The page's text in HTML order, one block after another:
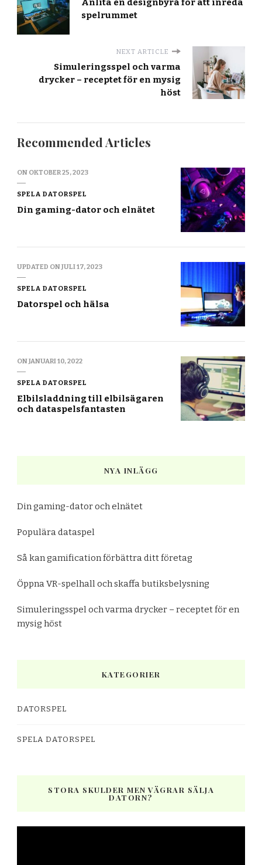
Anlita en designbyrå för att inreda
spelrummet
NEXT ARTICLE
Simuleringsspel och varma
drycker – receptet för en mysig
höst
Recommended Articles
ON OKTOBER 25, 2023
SPELA DATORSPEL
Din gaming-dator och elnätet
UPDATED ONJULI 17, 2023
SPELA DATORSPEL
Datorspel och hälsa
ONJANUARI 10, 2022
SPELA DATORSPEL
Elbilsladdning till elbilsägaren
och dataspelsfantasten
NYA INLÄGG
Din gaming-dator och elnätet
Populära dataspel
Så kan gamification förbättra ditt företag
Öppna VR-spelhall och skaffa butiksbelysning
Simuleringsspel och varma drycker – receptet för en
mysig höst
KATEGORIER
DATORSPEL
SPELA DATORSPEL
STORA SKULDER MEN VÄGRAR SÄLJA
DATORN?